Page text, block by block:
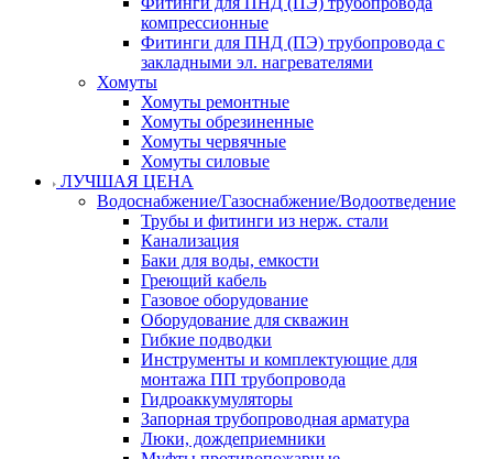
компрессионные
Фитинги для ПНД (ПЭ) трубопровода с
закладными эл. нагревателями
Хомуты
Хомуты ремонтные
Хомуты обрезиненные
Хомуты червячные
Хомуты силовые
ЛУЧШАЯ ЦЕНА
Водоснабжение/Газоснабжение/Водоотведение
Трубы и фитинги из нерж. стали
Канализация
Баки для воды, емкости
Греющий кабель
Газовое оборудование
Оборудование для скважин
Гибкие подводки
Инструменты и комплектующие для
монтажа ПП трубопровода
Гидроаккумуляторы
Запорная трубопроводная арматура
Люки, дождеприемники